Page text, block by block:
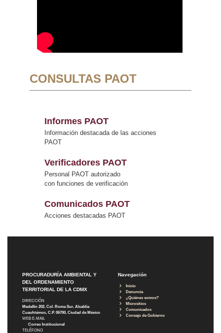
CONSULTAS PAOT
Informes PAOT
Información destacada de las acciones
PAOT
Verificadores PAOT
Personal PAOT autorizado
con funciones de verificación
Comunicados PAOT
Acciones destacadas PAOT
PROCURADURÍA AMBIENTAL Y
DEL ORDENAMIENTO
TERRITORIAL DE LA CDMX
DIRECCIÓN
Medellín 202, Col. Roma Sur, Alcaldía
Cuauhtémoc, C.P. 06700, Ciudad de México
WEB E-MAIL
Correo Institucional
TELÉFONO
Navegación
Inicio
Denuncia
¿Quiénes somos?
Micrositios
Comunicados
Consejo de Gobierno